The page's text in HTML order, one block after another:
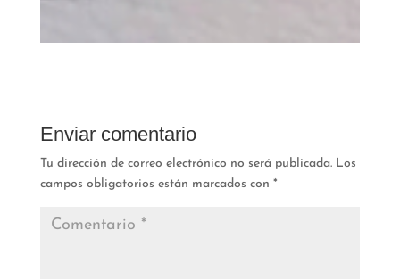
Enviar comentario
Tu dirección de correo electrónico no será publicada. Los
campos obligatorios están marcados con *